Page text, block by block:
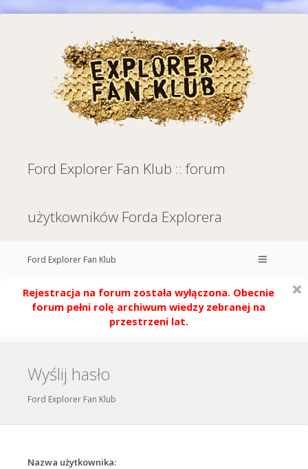
Ford Explorer Fan Klub :: forum
użytkowników Forda Explorera
Ford Explorer Fan Klub
Rejestracja na forum została wyłączona. Obecnie
forum pełni rolę archiwum wiedzy zebranej na
przestrzeni lat.
Wyślij hasło
Ford Explorer Fan Klub
Nazwa użytkownika: